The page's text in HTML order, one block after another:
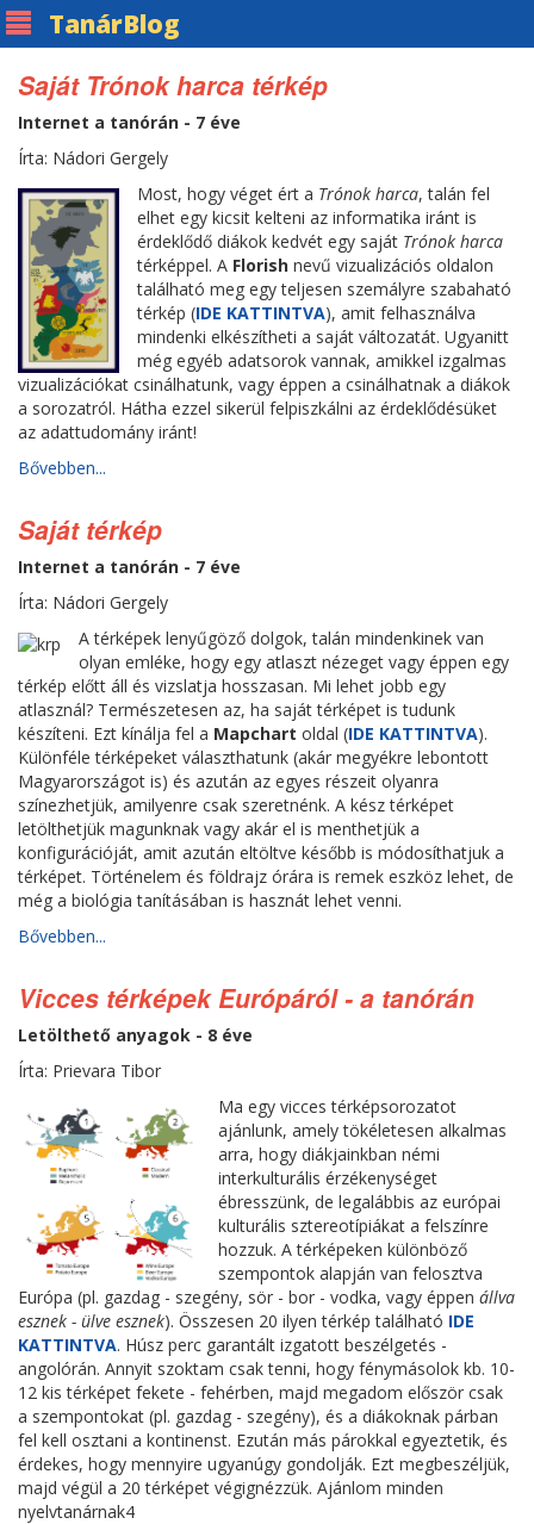
TanárBlog
Saját Trónok harca térkép
Internet a tanórán - 7 éve
Írta: Nádori Gergely
Most, hogy véget ért a Trónok harca, talán fel
elhet egy kicsit kelteni az informatika iránt is
érdeklődő diákok kedvét egy saját Trónok harca
térképpel. A Florish nevű vizualizációs oldalon
található meg egy teljesen szemályre szabaható
térkép (IDE KATTINTVA), amit felhasználva
mindenki elkészítheti a saját változatát. Ugyanitt
még egyéb adatsorok vannak, amikkel izgalmas
vizualizációkat csinálhatunk, vagy éppen a csinálhatnak a diákok
a sorozatról. Hátha ezzel sikerül felpiszkálni az érdeklődésüket
az adattudomány iránt!
Bővebben...
Saját térkép
Internet a tanórán - 7 éve
Írta: Nádori Gergely
A térképek lenyűgöző dolgok, talán mindenkinek van
olyan emléke, hogy egy atlaszt nézeget vagy éppen egy
térkép előtt áll és vizslatja hosszasan. Mi lehet jobb egy
atlasznál? Természetesen az, ha saját térképet is tudunk
készíteni. Ezt kínálja fel a Mapchart oldal (IDE KATTINTVA).
Különféle térképeket választhatunk (akár megyékre lebontott
Magyarországot is) és azután az egyes részeit olyanra
színezhetjük, amilyenre csak szeretnénk. A kész térképet
letölthetjük magunknak vagy akár el is menthetjük a
konfigurációját, amit azután eltöltve később is módosíthatjuk a
térképet. Történelem és földrajz órára is remek eszköz lehet, de
még a biológia tanításában is hasznát lehet venni.
Bővebben...
Vicces térképek Európáról - a tanórán
Letölthető anyagok - 8 éve
Írta: Prievara Tibor
Ma egy vicces térképsorozatot
ajánlunk, amely tökéletesen alkalmas
arra, hogy diákjainkban némi
interkulturális érzékenységet
ébresszünk, de legalábbis az európai
kulturális sztereotípiákat a felszínre
hozzuk. A térképeken különböző
szempontok alapján van felosztva
Európa (pl. gazdag - szegény, sör - bor - vodka, vagy éppen állva
esznek - ülve esznek). Összesen 20 ilyen térkép található IDE
KATTINTVA. Húsz perc garantált izgatott beszélgetés -
angolórán. Annyit szoktam csak tenni, hogy fénymásolok kb. 10-
12 kis térképet fekete - fehérben, majd megadom először csak
a szempontokat (pl. gazdag - szegény), és a diákoknak párban
fel kell osztani a kontinenst. Ezután más párokkal egyeztetik, és
érdekes, hogy mennyire ugyanúgy gondolják. Ezt megbeszéljük,
majd végül a 20 térképet végignézzük. Ajánlom minden
nyelvtanárnak4